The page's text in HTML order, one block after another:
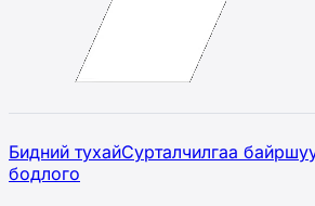
Бидний тухайСурталчилгаа
бодлого